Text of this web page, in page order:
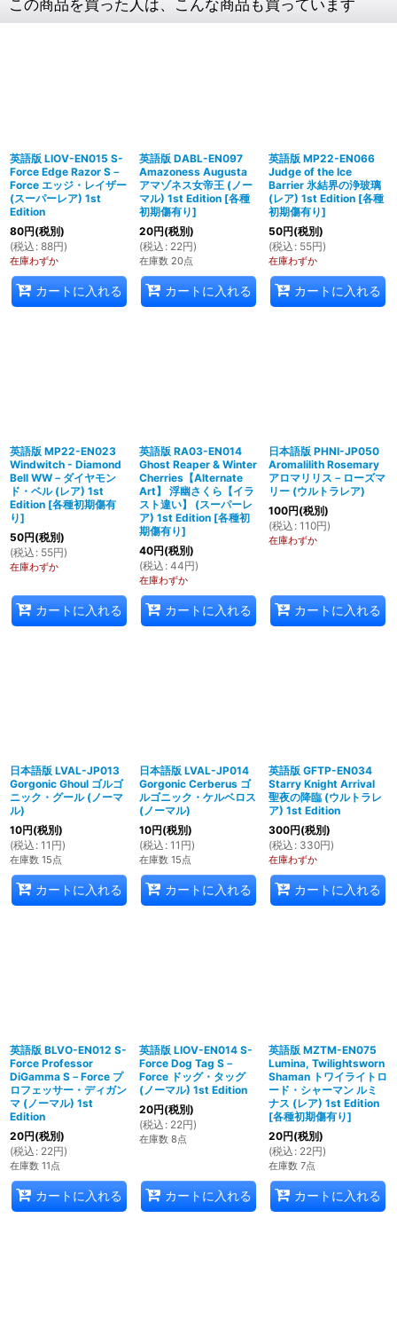
この商品を買った人は、こんな商品も買っています
英語版 LIOV-EN015 S-
Force Edge Razor S－
Force エッジ・レイザー
(スーパーレア) 1st
Edition
80円(税別)
(税込 : 88円)
在庫わずか
カートに入れる
英語版 DABL-EN097
Amazoness Augusta
アマゾネス女帝王 (ノー
マル) 1st Edition [各種
初期傷有り]
20円(税別)
(税込 : 22円)
在庫数 20点
カートに入れる
英語版 MP22-EN066
Judge of the Ice
Barrier 氷結界の浄玻璃
(レア) 1st Edition [各種
初期傷有り]
50円(税別)
(税込 : 55円)
在庫わずか
カートに入れる
英語版 MP22-EN023
Windwitch - Diamond
Bell WW－ダイヤモン
ド・ベル (レア) 1st
Edition [各種初期傷有
り]
50円(税別)
(税込 : 55円)
在庫わずか
カートに入れる
英語版 RA03-EN014
Ghost Reaper & Winter
Cherries【Alternate
Art】 浮幽さくら【イラ
スト違い】 (スーパーレ
ア) 1st Edition [各種初
期傷有り]
40円(税別)
(税込 : 44円)
在庫わずか
カートに入れる
日本語版 PHNI-JP050
Aromalilith Rosemary
アロマリリス－ローズマ
リー (ウルトラレア)
100円(税別)
(税込 : 110円)
在庫わずか
カートに入れる
日本語版 LVAL-JP013
Gorgonic Ghoul ゴルゴ
ニック・グール (ノーマ
ル)
10円(税別)
(税込 : 11 円)
在庫数 15点
カートに入れる
日本語版 LVAL-JP014
Gorgonic Cerberus ゴ
ルゴニック・ケルベロス
(ノーマル)
10円(税別)
(税込 : 11 円)
在庫数 15点
カートに入れる
英語版 GFTP-EN034
Starry Knight Arrival
聖夜の降臨 (ウルトラレ
ア) 1st Edition
300円(税別)
(税込 : 330円)
在庫わずか
カートに入れる
英語版 BLVO-EN012 S-
Force Professor
DiGamma S－Force プ
ロフェッサー・ディガン
マ (ノーマル) 1st
Edition
20円(税別)
(税込 : 22円)
在庫数 11点
カートに入れる
英語版 LIOV-EN014 S-
Force Dog Tag S－
Force ドッグ・タッグ
(ノーマル) 1st Edition
20円(税別)
(税込 : 22円)
在庫数 8点
カートに入れる
英語版 MZTM-EN075
Lumina, Twilightsworn
Shaman トワイライトロ
ード・シャーマン ルミ
ナス (レア) 1st Edition
[各種初期傷有り]
20円(税別)
(税込 : 22円)
在庫数 7点
カートに入れる